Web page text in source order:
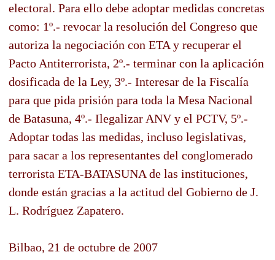
electoral. Para ello debe adoptar medidas concretas
como: 1º.- revocar la resolución del Congreso que
autoriza la negociación con ETA y recuperar el
Pacto Antiterrorista, 2º.- terminar con la aplicación
dosificada de la Ley, 3º.- Interesar de la Fiscalía
para que pida prisión para toda la Mesa Nacional
de Batasuna, 4º.- Ilegalizar ANV y el PCTV, 5º.-
Adoptar todas las medidas, incluso legislativas,
para sacar a los representantes del conglomerado
terrorista ETA-BATASUNA de las instituciones,
donde están gracias a la actitud del Gobierno de J.
L. Rodríguez Zapatero.
Bilbao, 21 de octubre de 2007